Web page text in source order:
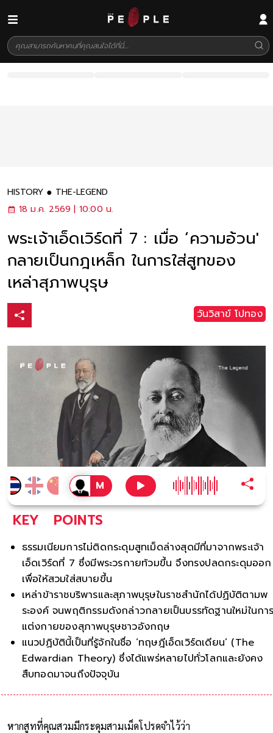
HISTORY
THE-LEGEND
18 ม.ค. 2569 | 10:00 น.
พระเจ้าเอ็ดเวิร์ดที่ 7 : เมื่อ ‘ความอ้วน'
กลายเป็นกฎเหล็ก ในการใส่สูทของ
เหล่าสุภาพบุรุษ
วันวิสาข์ โปทอง
KEY POINTS
ธรรมเนียมการไม่ติดกระดุมสูทเม็ดล่างสุดมีที่มาจากพระเจ้า
เอ็ดเวิร์ดที่ 7 ซึ่งมีพระวรกายท้วมขึ้น จึงทรงปลดกระดุมออก
เพื่อให้สวมใส่สบายขึ้น
เหล่าข้าราชบริพารและสุภาพบุรุษในราชสำนักได้ปฏิบัติตามพ
ระองค์ จนพฤติกรรมดังกล่าวกลายเป็นบรรทัดฐานใหม่ในกา
แต่งกายของสุภาพบุรุษชาวอังกฤษ
แนวปฏิบัตินี้เป็นที่รู้จักในชื่อ ‘ทฤษฎีเอ็ดเวิร์ดเดียน’ (The
Edwardian Theory) ซึ่งได้แพร่หลายไปทั่วโลกและยังคง
สืบทอดมาจนถึงปัจจุบัน
หากสูทที่คุณสวมมีกระดุมสามเม็ดโปรดจำไว้ว่า